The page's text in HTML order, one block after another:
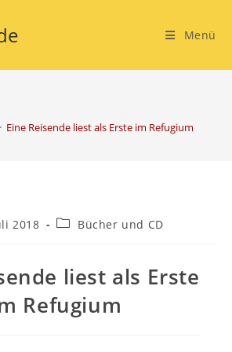
Menü
Eine Reisende liest als Erste im Refugium
2018 Bücher und CD
liest als Erste
Refugium